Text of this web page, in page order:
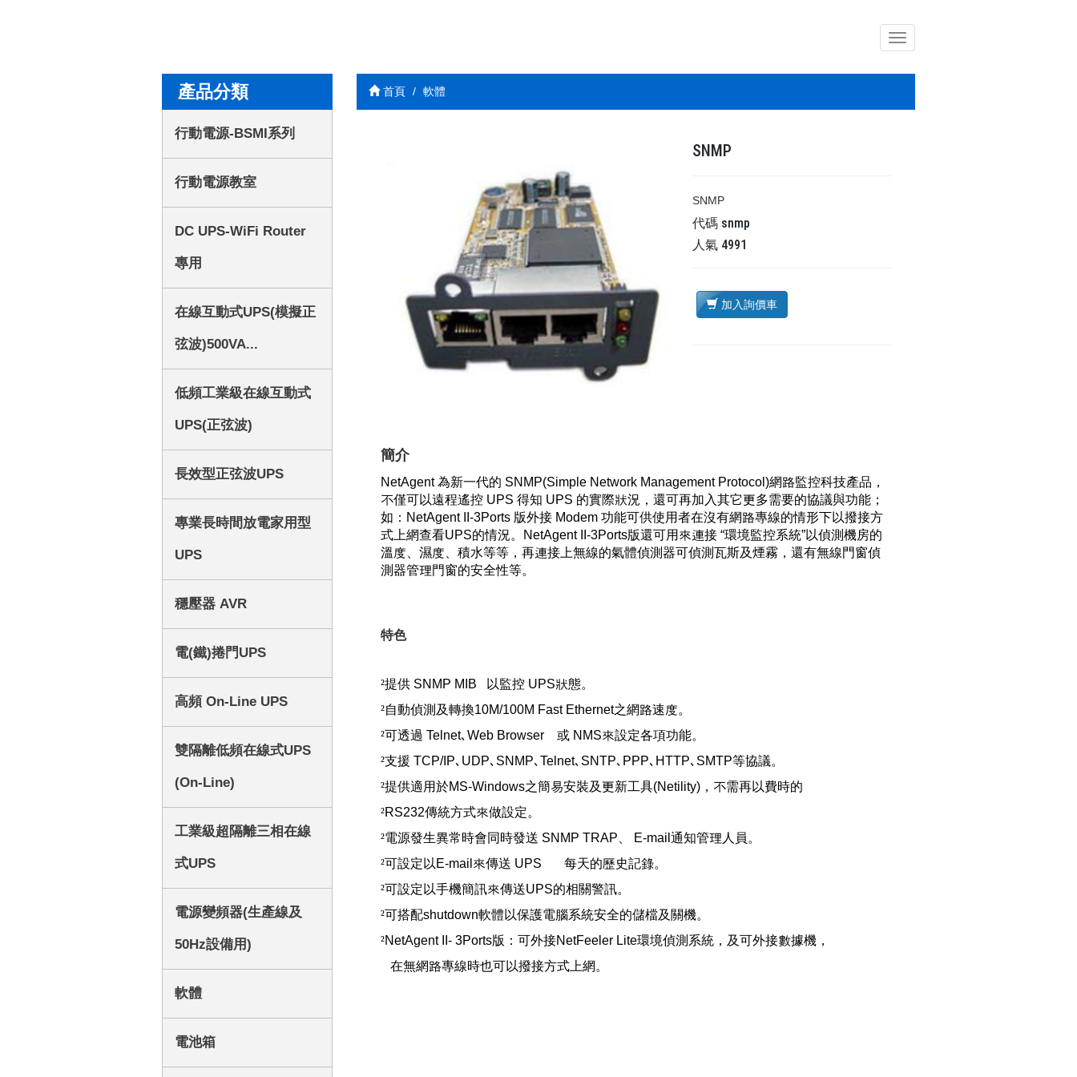
導
覽
列
產品分類
行動電源-BSMI系列
行動電源教室
DC UPS-WiFi Router
專用
在線互動式UPS(模擬正
弦波)500VA...
低頻工業級在線互動式
UPS(正弦波)
長效型正弦波UPS
專業長時間放電家用型
UPS
穩壓器 AVR
電(鐵)捲門UPS
高頻 On-Line UPS
雙隔離低頻在線式UPS
(On-Line)
工業級超隔離三相在線
式UPS
電源變頻器(生產線及
50Hz設備用)
軟體
電池箱
首頁 軟體
SNMP
SNMP
代碼 snmp
人氣 4991
加入詢價車
簡介
NetAgent為新一代的 SNMP(Simple Network Management Protocol)網路監控科技產品，
不僅可以遠程遙控 UPS 得知 UPS 的實際狀況，還可再加入其它更多需要的協議與功能；
如： NetAgent II-3Ports 版外接 Modem 功能可供使用者在沒有網路專線的情形下以撥接方
式上網查看UPS的情況。 NetAgent II-3Ports版還可用來連接 “環境監控系統”以偵測機房的
溫度、濕度、積水等等，再連接上無線的氣體偵測器可偵測瓦斯及煙霧，還有無線門窗偵
測器管理門窗的安全性等。
特色
²提供SNMP MIB 以監控UPS狀態。
²自動偵測及轉換10M/100M Fast Ethernet之網路速度。
²可透過 Telnet､ Web Browser 或NMS來設定各項功能。
²支援 TCP/IP､ UDP､ SNMP､ Telnet､ SNTP､ PPP､ HTTP､ SMTP等協議。
²提供適用於MS-Windows之簡易安裝及更新工具(Netility)，不需再以費時的
²RS232傳統方式來做設定。
²電源發生異常時會同時發送 SNMP TRAP E-mail 通知管理人員。
²可設定以 E-mail 來傳送 UPS
每天的歷史記錄。
²可設定以手機簡訊來傳送UPS的相關警訊。
²可搭配shutdown軟體以保護電腦系統安全的儲檔及關機。
²NetAgent II- 3Ports版：可外接NetFeeler Lite環境偵測系統，及可外接數據機，
在無網路專線時也可以撥接方式上網。